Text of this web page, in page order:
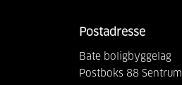
Postadresse
Bate boligbyggelag
Postboks 88 Sentrum